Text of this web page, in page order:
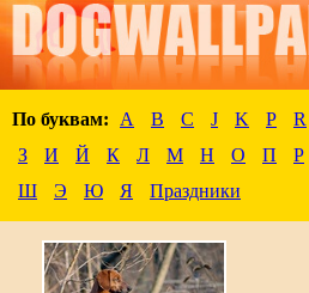
По буквам: A B C J K P R
З
И Й К Л М Н О П Р
Ш
Э Ю Я Праздники